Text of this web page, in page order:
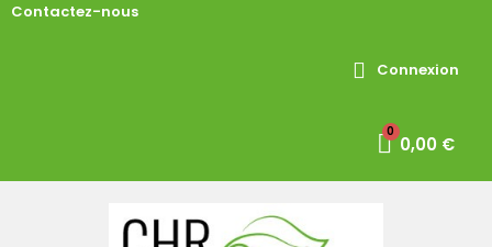
Contactez-nous
Connexion
0,00 €